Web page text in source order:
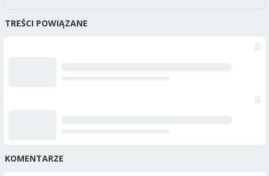
TREŚCI POWIĄZANE
KOMENTARZE